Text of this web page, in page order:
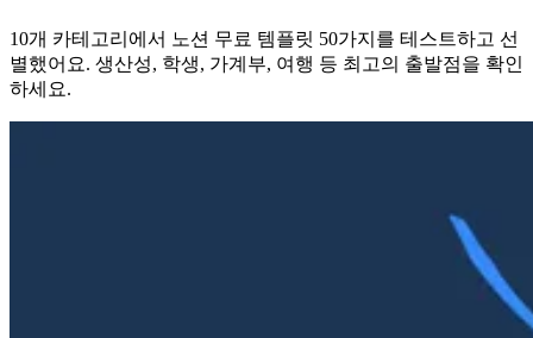
10개 카테고리에서 노션 무료 템플릿 50가지를 테스트하고 선
별했어요. 생산성, 학생, 가계부, 여행 등 최고의 출발점을 확인
하세요.